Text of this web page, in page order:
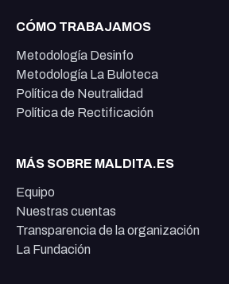
CÓMO TRABAJAMOS
Metodología Desinfo
Metodología La Buloteca
Política de Neutralidad
Política de Rectificación
MÁS SOBRE MALDITA.ES
Equipo
Nuestras cuentas
Transparencia de la organización
La Fundación